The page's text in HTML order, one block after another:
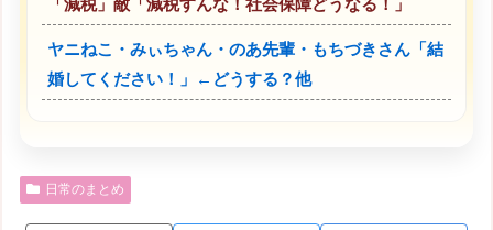
ヤニねこ・みぃちゃん・のあ先輩・もちづきさん「結
婚してください！」←どうする？他
日常のまとめ